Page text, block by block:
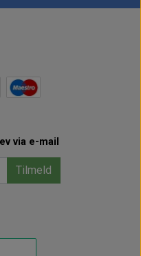
via e-mail
Tilmeld